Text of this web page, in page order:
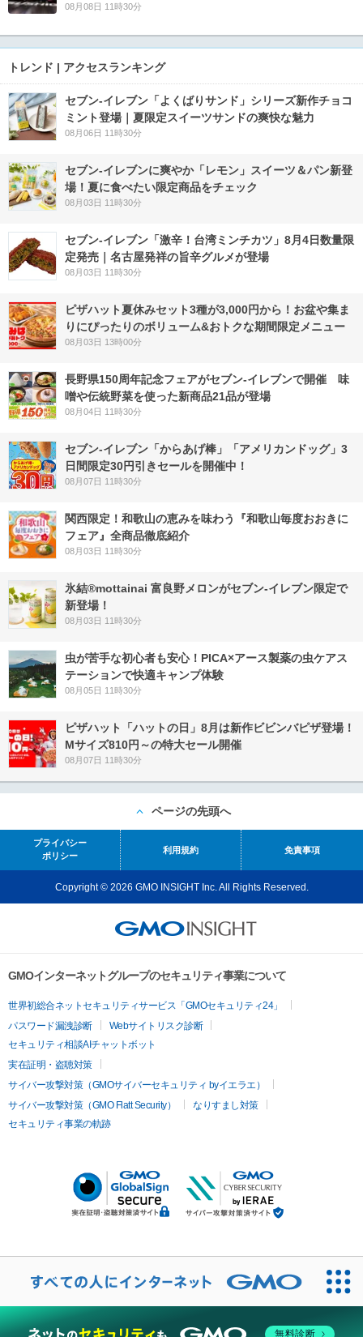
08月08日 11時30分
トレンド | アクセスランキング
セブン‐イレブン「よくばりサンド」シリーズ新作チョコ
ミント登場｜夏限定スイーツサンドの爽快な魅力
08月06日 11時30分
セブン‐イレブンに爽やか「レモン」スイーツ＆パン新登
場！夏に食べたい限定商品をチェック
08月03日 11時30分
セブン-イレブン「激辛！台湾ミンチカツ」8月4日数量限
定発売｜名古屋発祥の旨辛グルメが登場
08月03日 11時30分
ピザハット夏休みセット3種が3,000円から！お盆や集ま
りにぴったりのボリューム&おトクな期間限定メニュー
08月03日 13時00分
長野県150周年記念フェアがセブン-イレブンで開催 味
噌や伝統野菜を使った新商品21品が登場
08月04日 11時30分
セブン‐イレブン「からあげ棒」「アメリカンドッグ」3
日間限定30円引きセールを開催中！
08月07日 11時30分
関西限定！和歌山の恵みを味わう『和歌山毎度おおきに
フェア』全商品徹底紹介
08月03日 11時30分
氷結®mottainai 富良野メロンがセブン‐イレブン限定で
新登場！
08月03日 11時30分
虫が苦手な初心者も安心！PICA×アース製薬の虫ケアス
テーションで快適キャンプ体験
08月05日 11時30分
ピザハット「ハットの日」8月は新作ビビンバピザ登場！
Mサイズ810円～の特大セール開催
08月07日 11時30分
ページの先頭へ
プライバシー
ポリシー
利用規約 免責事項
Copyright © 2026 GMO INSIGHT Inc. All Rights Reserved.
GMOインターネットグループのセキュリティ事業について
世界初総合ネットセキュリティサービス「GMOセキュリティ24」
パスワード漏洩診断
Webサイトリスク診断
セキュリティ相談AIチャットボット
実在証明・盗聴対策
サイバー攻撃対策（GMOサイバーセキュリティ byイエラエ）
サイバー攻撃対策（GMO Flatt Security）
なりすまし対策
セキュリティ事業の軌跡
無料診断